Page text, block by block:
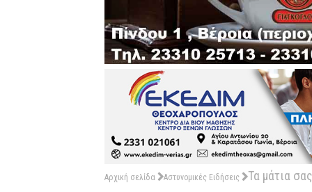
Αρχική σελίδα Αστυνομικές Ειδήσεις Τα μάτια